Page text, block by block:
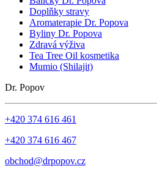
Doplňky stravy
Aromaterapie Dr. Popova
Byliny Dr. Popova
Zdravá výživa
Tea Tree Oil kosmetika
Mumio (Shilajit)
Dr. Popov
+420 374 616 461
+420 374 616 467
obchod@drpopov.cz